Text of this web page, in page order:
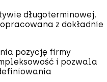
długoterminowej.
z dokładnie
pozycję firmy
i pozwala